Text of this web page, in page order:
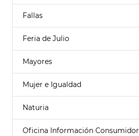
Fallas
Feria de Julio
Mayores
Mujer e Igualdad
Naturia
Oficina Información Consumidor